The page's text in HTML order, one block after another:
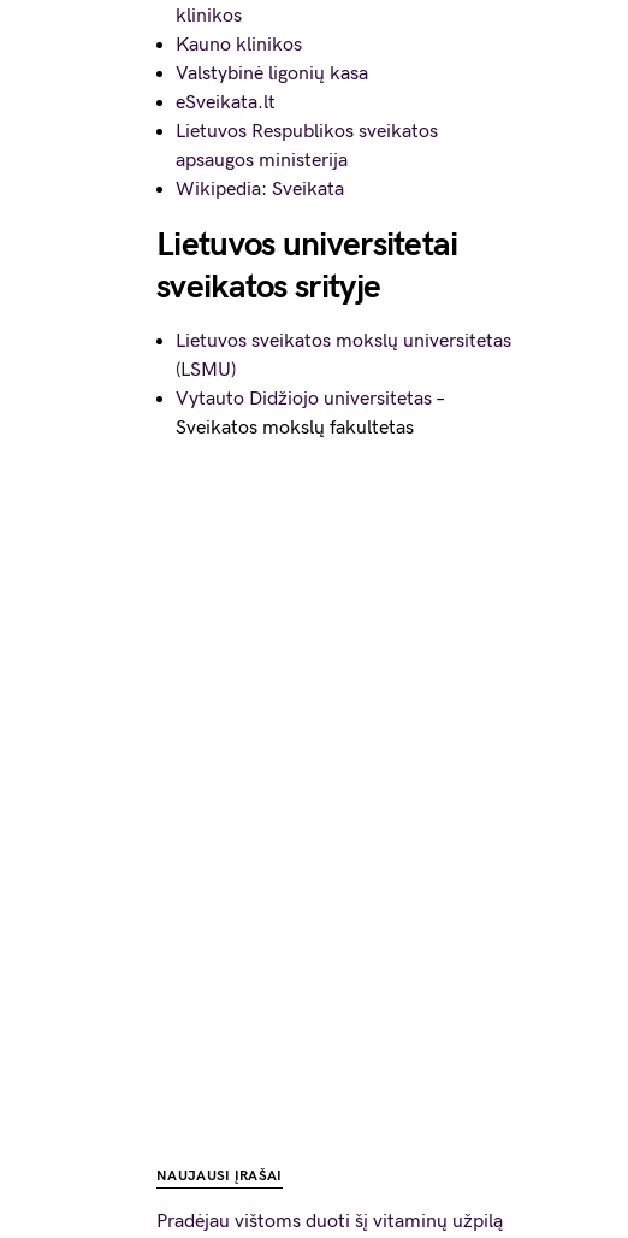
klinikos
Kauno klinikos
Valstybinė ligonių kasa
eSveikata.lt
Lietuvos Respublikos sveikatos
apsaugos ministerija
Wikipedia: Sveikata
Lietuvos universitetai
sveikatos srityje
Lietuvos sveikatos mokslų universitetas
(LSMU)
Vytauto Didžiojo universitetas –
Sveikatos mokslų fakultetas
NAUJAUSI ĮRAŠAI
Pradėjau vištoms duoti šį vitaminų užpilą